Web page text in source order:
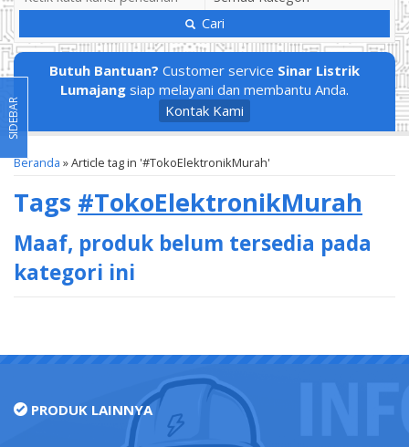
Cari
Butuh Bantuan? Customer service Sinar Listrik
Lumajang siap melayani dan membantu Anda.
Kontak Kami
Beranda »Article tag in '#TokoElektronikMurah'
Tags #TokoElektronikMurah
Maaf, produk belum tersedia pada
kategori ini
SIDEBAR
PRODUK LAINNYA